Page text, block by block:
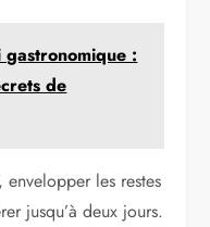
:
de
les restes
jusqu’à deux jours.